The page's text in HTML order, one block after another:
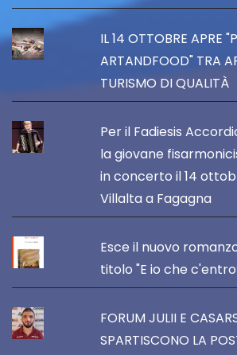
IL 14 OTTOBRE APRE
ARTANDFOOD" TRA
TURISMO DI QUALITÀ
Per il Fadiesis
la giovane
in concerto il 14
Villalta a Fagagna
Esce il nuovo
titolo "E io che
FORUM JULII E
SPARTISCONO LA